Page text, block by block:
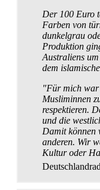
Der 100 Euro
Farben von
dunkelgrau
Produktion
Australiens
dem
"Für mich war
Musliminnen
respektieren.
und die
Damit können
anderen. Wir
Kultur oder